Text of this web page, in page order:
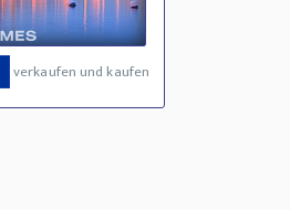
verkaufen und kaufen